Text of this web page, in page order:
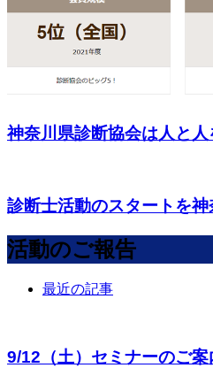
神奈川県診断協会は人と
診断士活動のスタートを神
活動のご報告
最近の記事
9/12（土）セミナーのご